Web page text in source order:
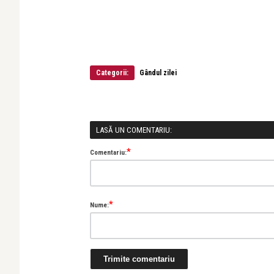
Categorii: Gândul zilei
LASĂ UN COMENTARIU:
Comentariu:*
Nume:*